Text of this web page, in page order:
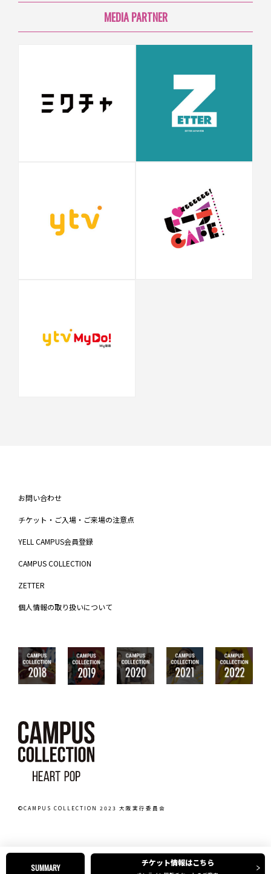
SUMMARY
チケット情報はこちら
MEDIA PARTNER
お問い合わせ
チケット・ご入場・ご来場の注意点
YELL CAMPUS会員登録
CAMPUS COLLECTION
ZETTER
個人情報の取り扱いについて
©CAMPUS COLLECTION 2023 大阪実行委員会